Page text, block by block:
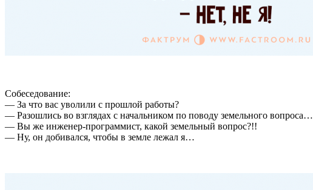
Собеседование:
— За что вас уволили с прошлой работы?
— Разошлись во взглядах с начальником по поводу земельного вопроса…
— Вы же инженер-программист, какой земельный вопрос?!!
— Ну, он добивался, чтобы в земле лежал я…